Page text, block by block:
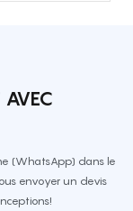
AVEC
(WhatsApp) dans le
envoyer un devis